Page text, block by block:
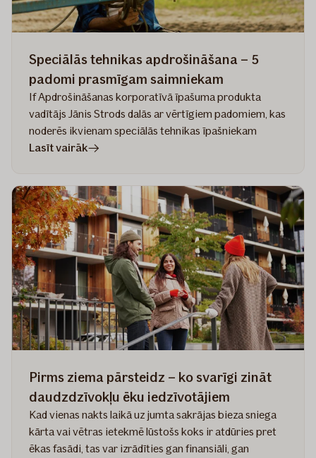
Speciālās tehnikas apdrošināšana – 5
padomi prasmīgam saimniekam
If Apdrošināšanas korporatīvā īpašuma produkta
vadītājs Jānis Strods dalās ar vērtīgiem padomiem, kas
noderēs ikvienam speciālās tehnikas īpašniekam
Lasīt vairākrakstā
apdrošināšana
–
5
padomi
prasmīgam
saimniekam
Pirms ziema pārsteidz – ko svarīgi zināt
daudzdzīvokļu ēku iedzīvotājiem
Kad vienas nakts laikā uz jumta sakrājas bieza sniega
kārta vai vētras ietekmē lūstošs koks ir atdūries pret
ēkas fasādi, tas var izrādīties gan finansiāli, gan